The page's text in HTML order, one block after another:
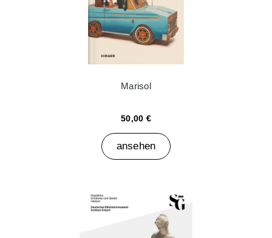
Marisol
50,00 €
ansehen